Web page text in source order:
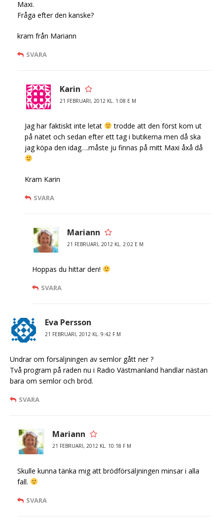
Maxi.
Fråga efter den kanske?
kram från Mariann
SVARA
Karin
21 FEBRUARI, 2012 KL. 1:08 E M
Jag har faktiskt inte letat
trodde att den först kom ut
på nätet och sedan efter ett tag i butikerna men då ska
jag köpa den idag….måste ju finnas på mitt Maxi åxå då
Kram Karin
SVARA
Mariann
21 FEBRUARI, 2012 KL. 2:02 E M
Hoppas du hittar den!
SVARA
Eva Persson
21 FEBRUARI, 2012 KL. 9:42 F M
Undrar om försäljningen av semlor gått ner ?
Två program på raden nu i Radio Västmanland handlar nästan
bara om semlor och bröd.
SVARA
Mariann
21 FEBRUARI, 2012 KL. 10:18 F M
Skulle kunna tänka mig att brödförsäljningen minsar i alla
fall.
SVARA